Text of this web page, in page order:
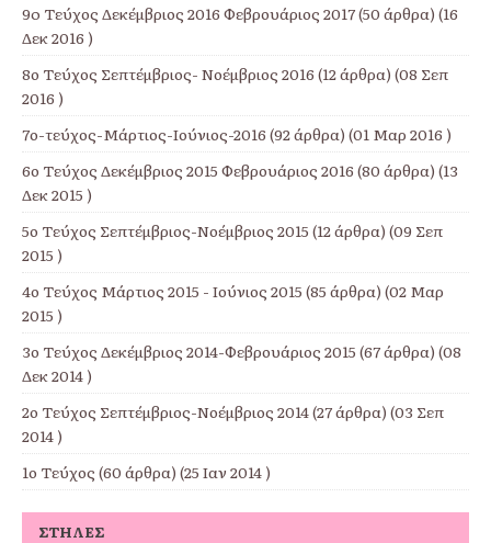
9o Τεύχος Δεκέμβριος 2016 Φεβρουάριος 2017(50 άρθρα) (16
Δεκ 2016 )
8ο Τεύχος Σεπτέμβριος- Νοέμβριος 2016 (12 άρθρα) (08 Σεπ
2016 )
7ο-τεύχος-Μάρτιος-Ιούνιος-2016 (92 άρθρα) (01 Μαρ 2016 )
6ο Τεύχος Δεκέμβριος 2015 Φεβρουάριος 2016 (80 άρθρα) (13
Δεκ 2015 )
5ο Τεύχος Σεπτέμβριος-Νοέμβριος 2015 (12 άρθρα) (09 Σεπ
2015 )
4ο Τεύχος Μάρτιος 2015 - Ιούνιος 2015 (85 άρθρα) (02 Μαρ
2015 )
3ο Τεύχος Δεκέμβριος 2014-Φεβρουάριος 2015 (67 άρθρα) (08
Δεκ 2014 )
2ο Τεύχος Σεπτέμβριος-Νοέμβριος 2014(27 άρθρα) (03 Σεπ
2014 )
1ο Τεύχος (60 άρθρα) (25 Ιαν 2014 )
ΣΤΉΛΕΣ